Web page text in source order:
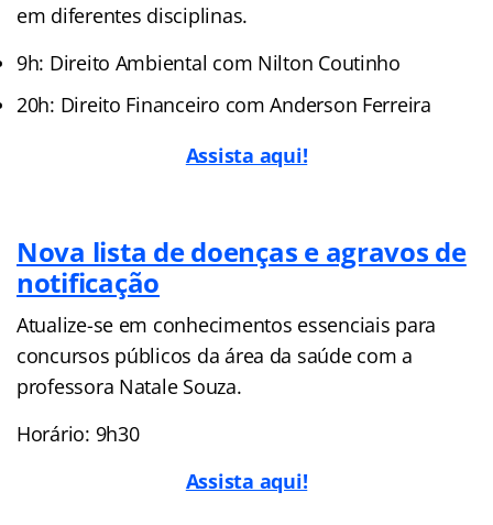
em diferentes disciplinas.
9h: Direito Ambiental com Nilton Coutinho
20h: Direito Financeiro com Anderson Ferreira
Assista aqui!
Nova lista de doenças e agravos de
notificação
Atualize-se em conhecimentos essenciais para
concursos públicos da área da saúde com a
professora Natale Souza.
Horário: 9h30
Assista aqui!